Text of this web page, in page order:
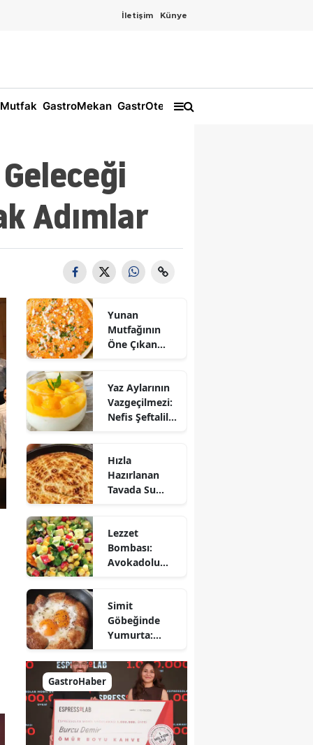
İletişim Künye
GastroMekan GastrOtel
Adımlar
Yunan
Mutfağının
Öne Çıkan
Nasıl Yapılır?
Yaz Aylarının
Vazgeçilmezi:
Nefis Şeftalili
Hızla
Hazırlanan
Tavada Su
Sofralarınıza
Lezzet Katın!
Lezzet
Bombası:
Avokadolu
Simit
Göbeğinde
Yumurta:
Farklı Bir
Kahvaltı
Seçeneği
GastroHaber